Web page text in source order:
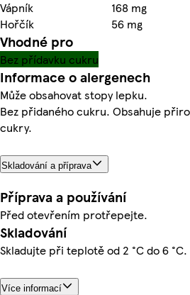
Vápník 168 mg
Hořčík
56 mg
Vhodné pro
Bez přídavku cukru
Informace o alergenech
Může obsahovat stopy lepku.
Bez přidaného cukru. Obsahuje
cukry.
Skladování a příprava
Příprava a používání
Před otevřením protřepejte.
Skladování
Skladujte při teplotě od 2 °C do 6 °C.
Více informací